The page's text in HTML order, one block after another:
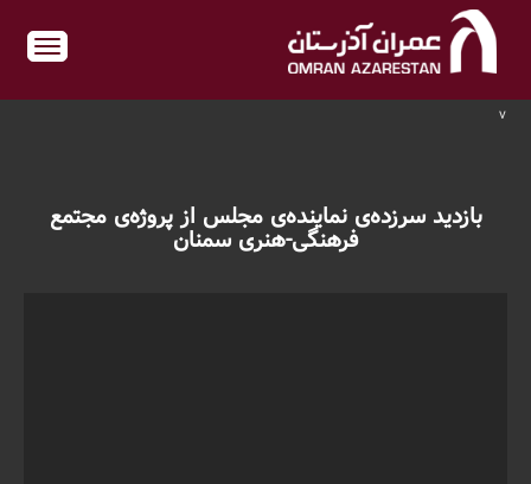
v
بازدید سرزده‌ی نماینده‌ی مجلس از پروژه‌ی مجتمع
فرهنگی-هنری سمنان